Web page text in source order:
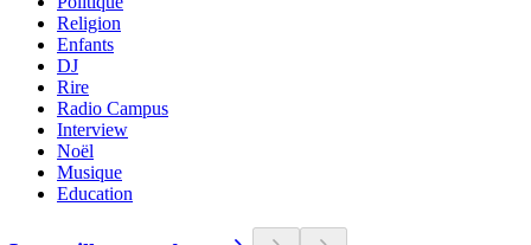
Religion
Enfants
DJ
Rire
Radio Campus
Interview
Noël
Musique
Education